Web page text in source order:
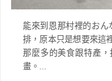
能來到恩那村裡的お
排，原本只是想要來這
那麼多的美食跟特產
畫。...